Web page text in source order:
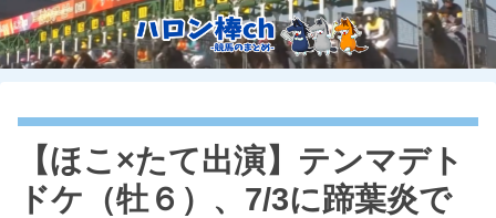
【ほこ×たて出演】テンマデト
ドケ（牡６）、7/3に蹄葉炎で